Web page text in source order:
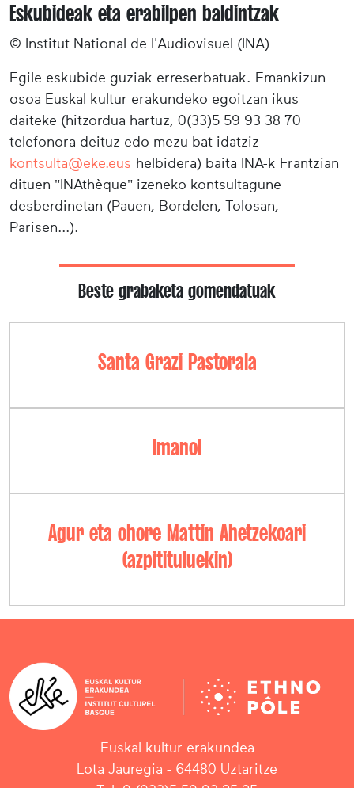
Eskubideak eta erabilpen baldintzak
© Institut National de l'Audiovisuel (INA)
Egile eskubide guziak erreserbatuak. Emankizun
osoa Euskal kultur erakundeko egoitzan ikus
daiteke (hitzordua hartuz, 0(33)5 59 93 38 70
telefonora deituz edo mezu bat idatziz
kontsulta@eke.eus helbidera) baita INA-k Frantzian
dituen "INAthèque" izeneko kontsultagune
desberdinetan (Pauen, Bordelen, Tolosan,
Parisen...).
Beste grabaketa gomendatuak
Santa Grazi Pastorala
Imanol
Agur eta ohore Mattin Ahetzekoari
(azpitituluekin)
Euskal kultur erakundea
Lota Jauregia - 64480 Uztaritze